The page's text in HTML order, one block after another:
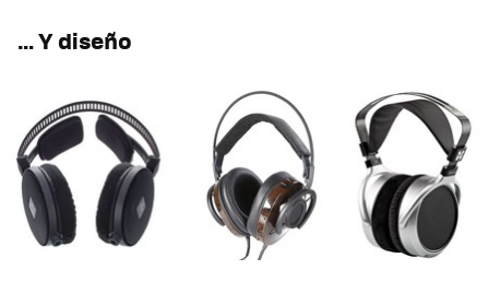
… Y diseño